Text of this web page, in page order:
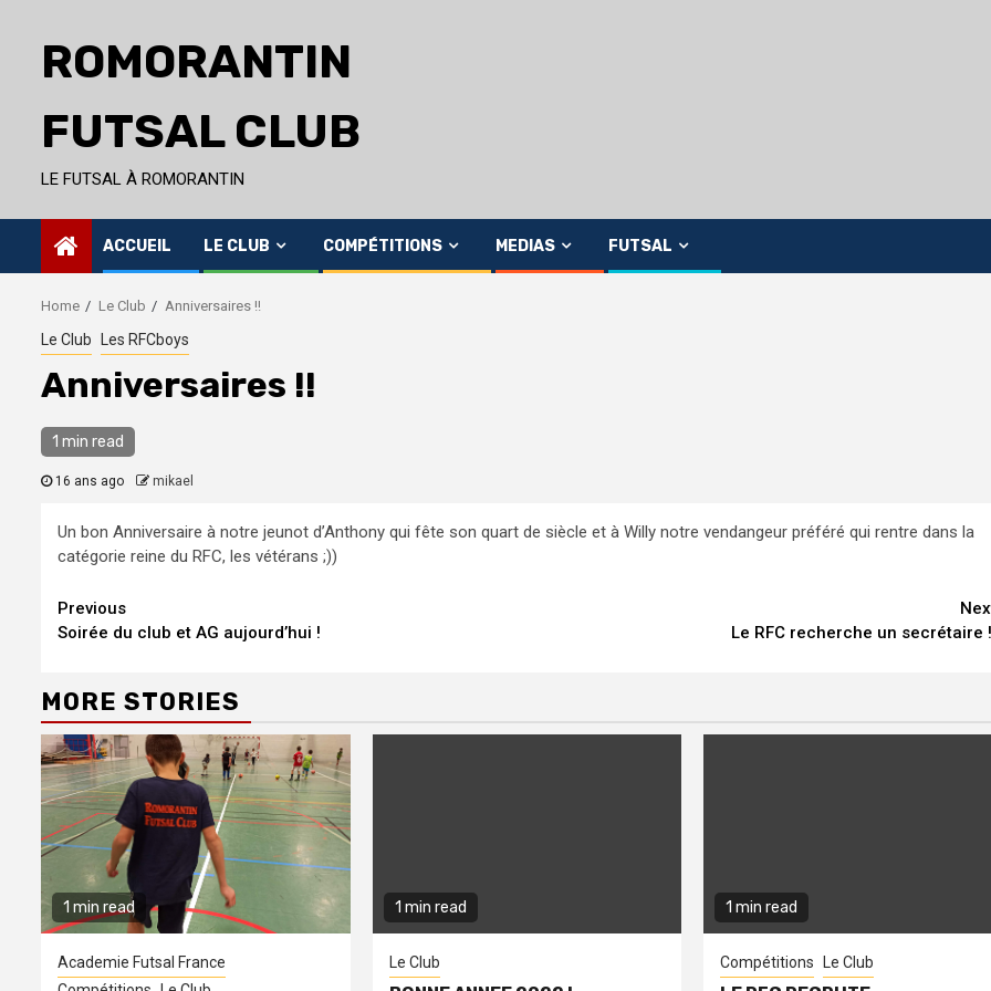
contentROMORANTIN
FUTSAL CLUB
LE FUTSAL À ROMORANTIN
ACCUEIL LE CLUB COMPÉTITIONS MEDIAS FUTSAL
Home Le Club Anniversaires !!
Le Club Les RFCboys
Anniversaires !!
1 min read
16 ans ago mikael
Un bon Anniversaire à notre jeunot d’Anthony qui fête son quart de siècle et à Willy notre vendangeur préféré qui rentre dans la
catégorie reine du RFC, les vétérans ;))
Continue
Reading
Previous
Soirée du club et AG aujourd’hui !
Le RFC recherche un secrétaire
MORE STORIES
1 min read
Academie Futsal France
1 min read
Le Club
1 min read
Compétitions Le Club